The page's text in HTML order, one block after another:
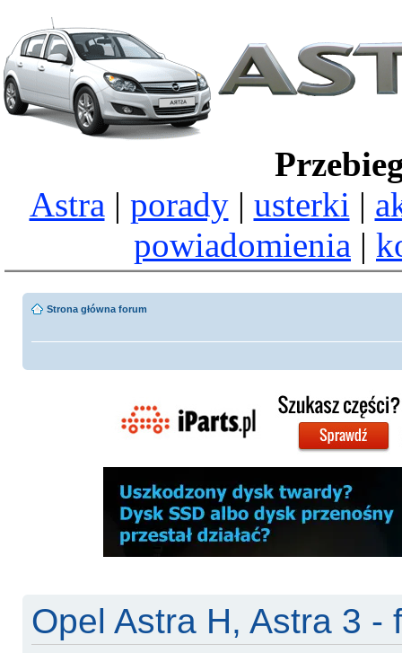
Astra | porady| usterki |
powiadomienia |
Strona główna forum
Opel Astra H, Astra 3 -